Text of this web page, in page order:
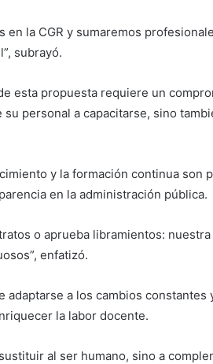
en la CGR y sumaremos
subrayó.
esta propuesta requiere un
personal a capacitarse, sino
y la formación continua son
en la administración pública.
o aprueba libramientos:
enfatizó.
adaptarse a los cambios constantes
la labor docente.
al ser humano, sino a